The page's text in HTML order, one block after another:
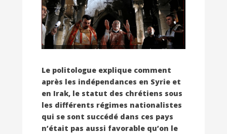
Le politologue explique comment
après les indépendances en Syrie et
en Irak, le statut des chrétiens sous
les différents régimes nationalistes
qui se sont succédé dans ces pays
n’était pas aussi favorable qu’on le